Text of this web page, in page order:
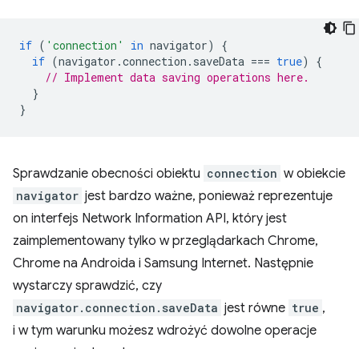
if ( 'connection' in navigator)
{
if (navigator .connection . saveData === true)
{
// Implement data saving operations here.
}
}
Sprawdzanie obecności obiektu connection w obiekcie
navigator jest bardzo ważne, ponieważ reprezentuje
on interfejs Network Information API, który jest
zaimplementowany tylko w przeglądarkach Chrome,
Chrome na Androida i Samsung Internet. Następnie
wystarczy sprawdzić, czy
navigator.connection.saveData jest równe true ,
i w tym warunku możesz wdrożyć dowolne operacje